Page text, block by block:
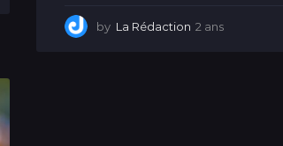
by La Rédaction 2 ans2